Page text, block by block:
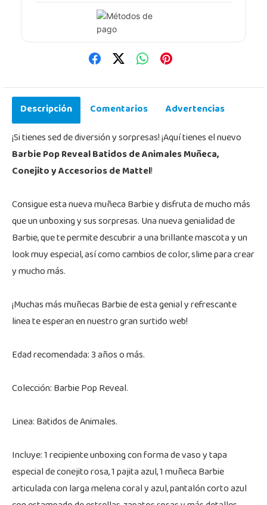
Descripción Comentarios
Advertencias
¡Si tienes sed de diversión y sorpresas! ¡Aquí tienes el nuevo
Barbie Pop Reveal Batidos de Animales Muñeca,
Conejito y Accesorios de Mattel!
Consigue esta nueva muñeca Barbie y disfruta de mucho más
que un unboxing y sus sorpresas. Una nueva genialidad de
Barbie, que te permite descubrir a una brillante mascota y un
look muy especial, así como cambios de color, slime para crear
y mucho más.
¡Muchas más muñecas Barbie de esta genial y refrescante
linea te esperan en nuestro gran surtido web!
Edad recomendada: 3 años o más.
Colección: Barbie Pop Reveal.
Linea: Batidos de Animales.
Incluye: 1 recipiente unboxing con forma de vaso y tapa
especial de conejito rosa, 1 pajita azul, 1 muñeca Barbie
articulada con larga melena coral y azul, pantalón corto azul